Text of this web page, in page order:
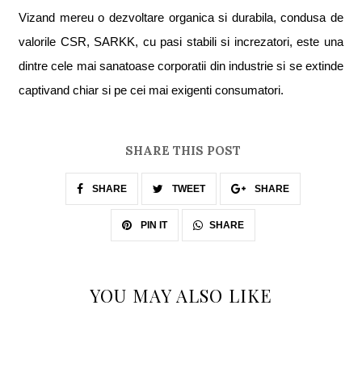
Vizand mereu o dezvoltare organicasi durabila, condusa de
valorile CSR, SARKK, cu pasi stabilisi increzatori, este una
dintre cele mai sanatoase corporatii din industriesi se extinde
captivand chiarsi pe cei mai exigenti consumatori.
SHARE THIS POST
SHARE TWEET SHARE
PIN IT SHARE
YOU MAY ALSO LIKE